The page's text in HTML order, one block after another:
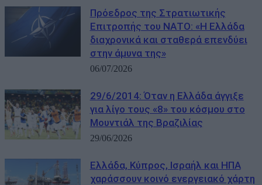
Πρόεδρος της Στρατιωτικής
Επιτροπής του ΝΑΤΟ: «Η Ελλάδα
διαχρονικά και σταθερά επενδύει
στην άμυνα της»
06/07/2026
29/6/2014: Όταν η Ελλάδα άγγιξε
για λίγο τους «8» του κόσμου στο
Μουντιάλ της Βραζιλίας
29/06/2026
Ελλάδα, Κύπρος, Ισραήλ και ΗΠΑ
χαράσσουν κοινό ενεργειακό χάρτη